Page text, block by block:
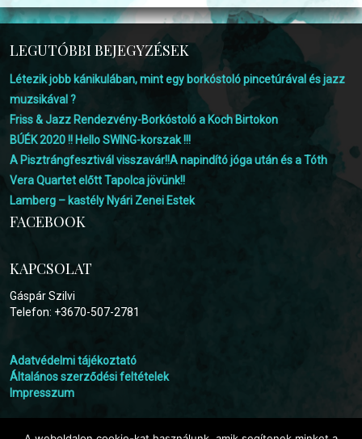
LEGUTÓBBI BEJEGYZÉSEK
Létezik jobb kánikulában, mint egy borkóstoló pincetúrával és jazz
muzsikával ?
Friss & Jazz Rendezvény-Borkóstoló a Koch Birtokon
BÚÉK 2020 !! Hello SWING-korszak !!!
A Pisztrángfesztivál visszavár!!A napindító jóga után és a Tóth
Vera Quartet előtt Tapolca jövünk!!
Lamberg – kastély Nyári Zenei Estek
FACEBOOK
KAPCSOLAT
Gáspár Szilvi
Telefon: +3670-507-2781
Adatvédelmi tájékoztató
Általános szerződési feltételek
Impresszum